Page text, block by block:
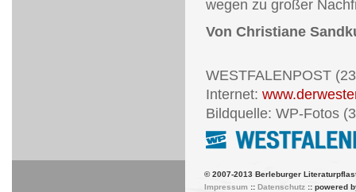
wegen zu großer
Von Christiane
WESTFALENPOST
Internet:
Bildquelle: WP-Fotos
© 2007-2013 Berleburger
Impressum:: Datenschutz:: powered